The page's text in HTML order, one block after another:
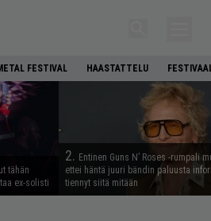
FESTIVAL HAASTATTELU
tähän
ex-solisti
2. Entinen Guns N’ Roses -rumpali
ettei häntä juuri bändin paluusta
tiennyt siitä mitään